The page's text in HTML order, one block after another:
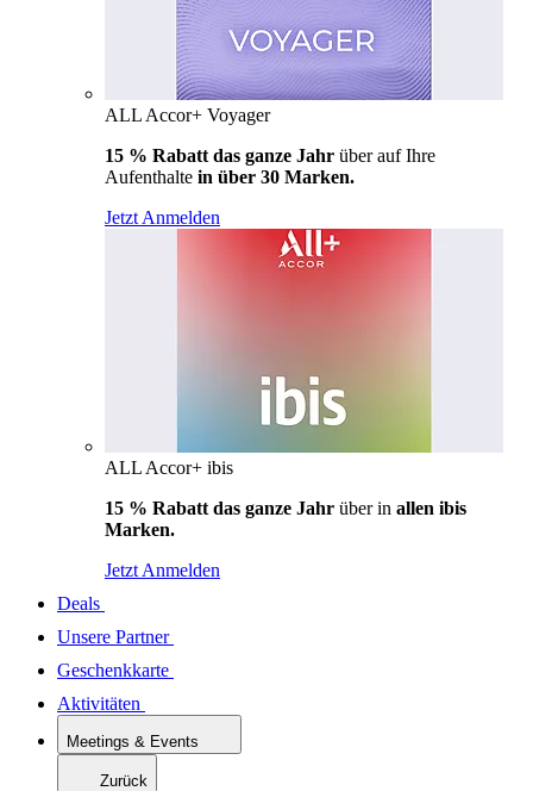
ALL Accor+ Voyager
15 % Rabatt das ganze Jahr über auf Ihre
Aufenthalte in über 30 Marken.
Jetzt Anmelden
ALL Accor+ ibis
15 % Rabatt das ganze Jahr über in allen ibis
Marken.
Jetzt Anmelden
Deals
Unsere Partner
Geschenkkarte
Aktivitäten
Meetings & Events
Zurück